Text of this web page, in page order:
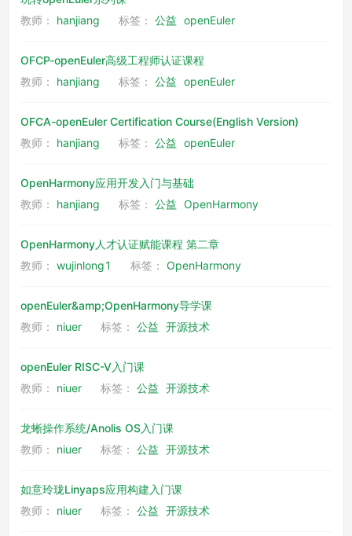
教师： hanjiang 标签： 公益 openEuler
OFCP-openEuler高级工程师认证课程
教师： hanjiang 标签： 公益 openEuler
OFCA-openEuler Certification Course(English Version)
教师： hanjiang 标签： 公益 openEuler
OpenHarmony应用开发入门与基础
教师： hanjiang 标签： 公益 OpenHarmony
OpenHarmony人才认证赋能课程 第二章
教师： wujinlong1 标签： OpenHarmony
openEuler&amp;OpenHarmony导学课
教师： niuer 标签： 公益 开源技术
openEuler RISC-V入门课
教师： niuer 标签： 公益 开源技术
龙蜥操作系统/Anolis OS入门课
教师： niuer 标签： 公益 开源技术
如意玲珑Linyaps应用构建入门课
教师： niuer 标签： 公益 开源技术